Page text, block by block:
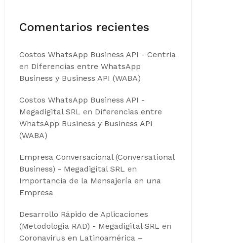
Comentarios recientes
Costos WhatsApp Business API - Centria
en Diferencias entre WhatsApp
Business y Business API (WABA)
Costos WhatsApp Business API -
Megadigital SRL en Diferencias entre
WhatsApp Business y Business API
(WABA)
Empresa Conversacional (Conversational
Business) - Megadigital SRL en
Importancia de la Mensajería en una
Empresa
Desarrollo Rápido de Aplicaciones
(Metodología RAD) - Megadigital SRL en
Coronavirus en Latinoamérica –